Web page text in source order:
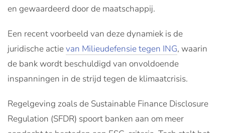
en gewaardeerd door de maatschappij.
Een recent voorbeeld van deze dynamiek is de
juridische actievan Milieudefensie tegen ING, waarin
de bank wordt beschuldigd van onvoldoende
inspanningen in de strijd tegen de klimaatcrisis.
Regelgeving zoals de Sustainable Finance Disclosure
Regulation (SFDR) spoort banken aan om meer